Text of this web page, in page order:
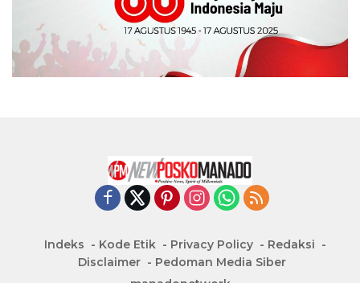
Indeks Kode Etik Privacy Policy
Redaksi
Disclaimer
Pedoman Media Siber